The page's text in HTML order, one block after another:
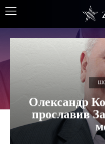
Олександр
прославив